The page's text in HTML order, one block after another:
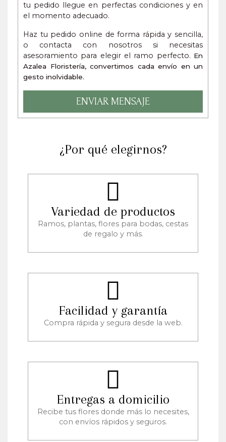
tu pedido llegue en perfectas condiciones y en
el momento adecuado.
Haz tu pedido online de forma rápida y sencilla,
o contacta con nosotros si necesitas
asesoramiento para elegir el ramo perfecto. En
Azalea Floristería, convertimos cada envío en un
gesto inolvidable.
ENVIAR MENSAJE
¿Por qué elegirnos?
Variedad de productos
Ramos, plantas, flores para bodas, cestas
de regalo y más.
Facilidad y garantía
Compra rápida y segura desde la web.
Entregas a domicilio
Recibe tus flores donde más lo necesites,
con envíos rápidos y seguros.